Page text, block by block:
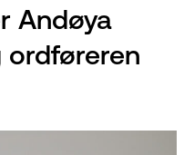
Andøya
ordføreren